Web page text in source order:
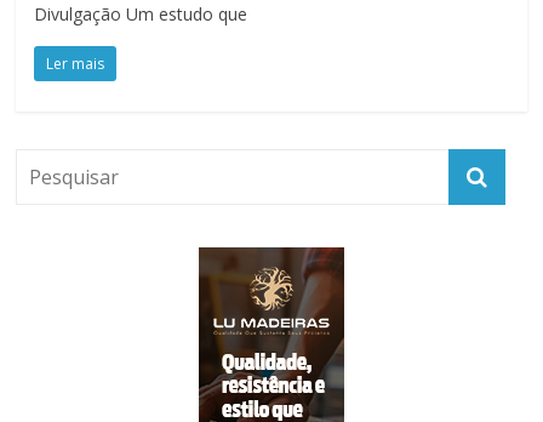
Divulgação Um estudo que
Ler mais